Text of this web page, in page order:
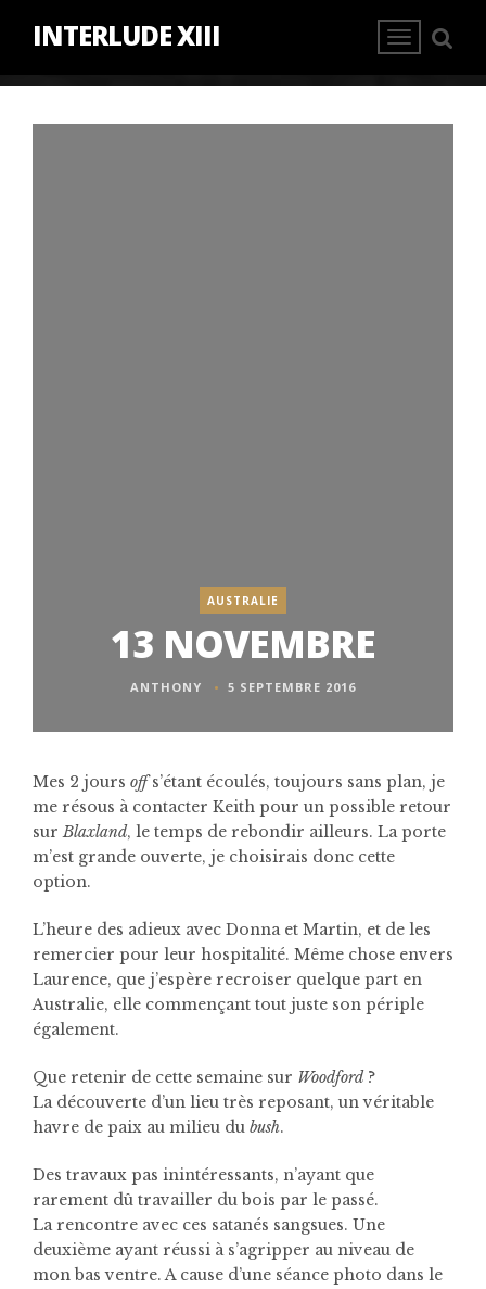
INTERLUDE XIII
AUSTRALIE
13 NOVEMBRE
ANTHONY 5 SEPTEMBRE 2016
Mes 2 jours offs’étant écoulés, toujours sans plan, je
me résous à contacter Keith pour un possible retour
surBlaxland, le temps de rebondir ailleurs. La porte
m’est grande ouverte, je choisirais donc cette
option.
L’heure des adieux avec Donna et Martin, et de les
remercier pour leur hospitalité. Même chose envers
Laurence, que j’espère recroiser quelque part en
Australie, elle commençant tout juste son périple
également.
Que retenir de cette semaine sur Woodford?
La découverte d’un lieu très reposant, un véritable
havre de paix au milieu du bush.
Des travaux pas inintéressants, n’ayant que
rarement dû travailler du bois par le passé.
La rencontre avec ces satanés sangsues. Une
deuxième ayant réussi à s’agripper au niveau de
mon bas ventre. A cause d’une séance photo dans le